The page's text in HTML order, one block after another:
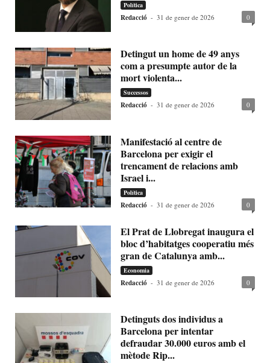
Política
Redacció - 31 de gener de 2026 0
Detingut un home de 49 anys
com a presumpte autor de la
mort violenta...
Successos
Redacció - 31 de gener de 2026 0
Manifestació al centre de
Barcelona per exigir el
trencament de relacions amb
Israel i...
Política
Redacció - 31 de gener de 2026 0
El Prat de Llobregat inaugura el
bloc d’habitatges cooperatiu més
gran de Catalunya amb...
Economia
Redacció - 31 de gener de 2026 0
Detinguts dos individus a
Barcelona per intentar
defraudar 30.000 euros amb el
mètode Rip...